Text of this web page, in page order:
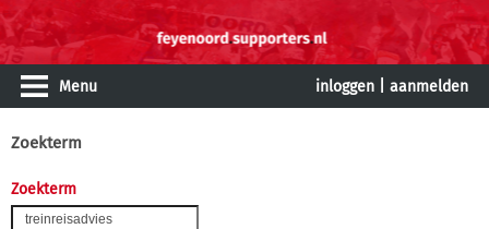
Menu inloggen aanmelden
Zoekterm
Zoekterm